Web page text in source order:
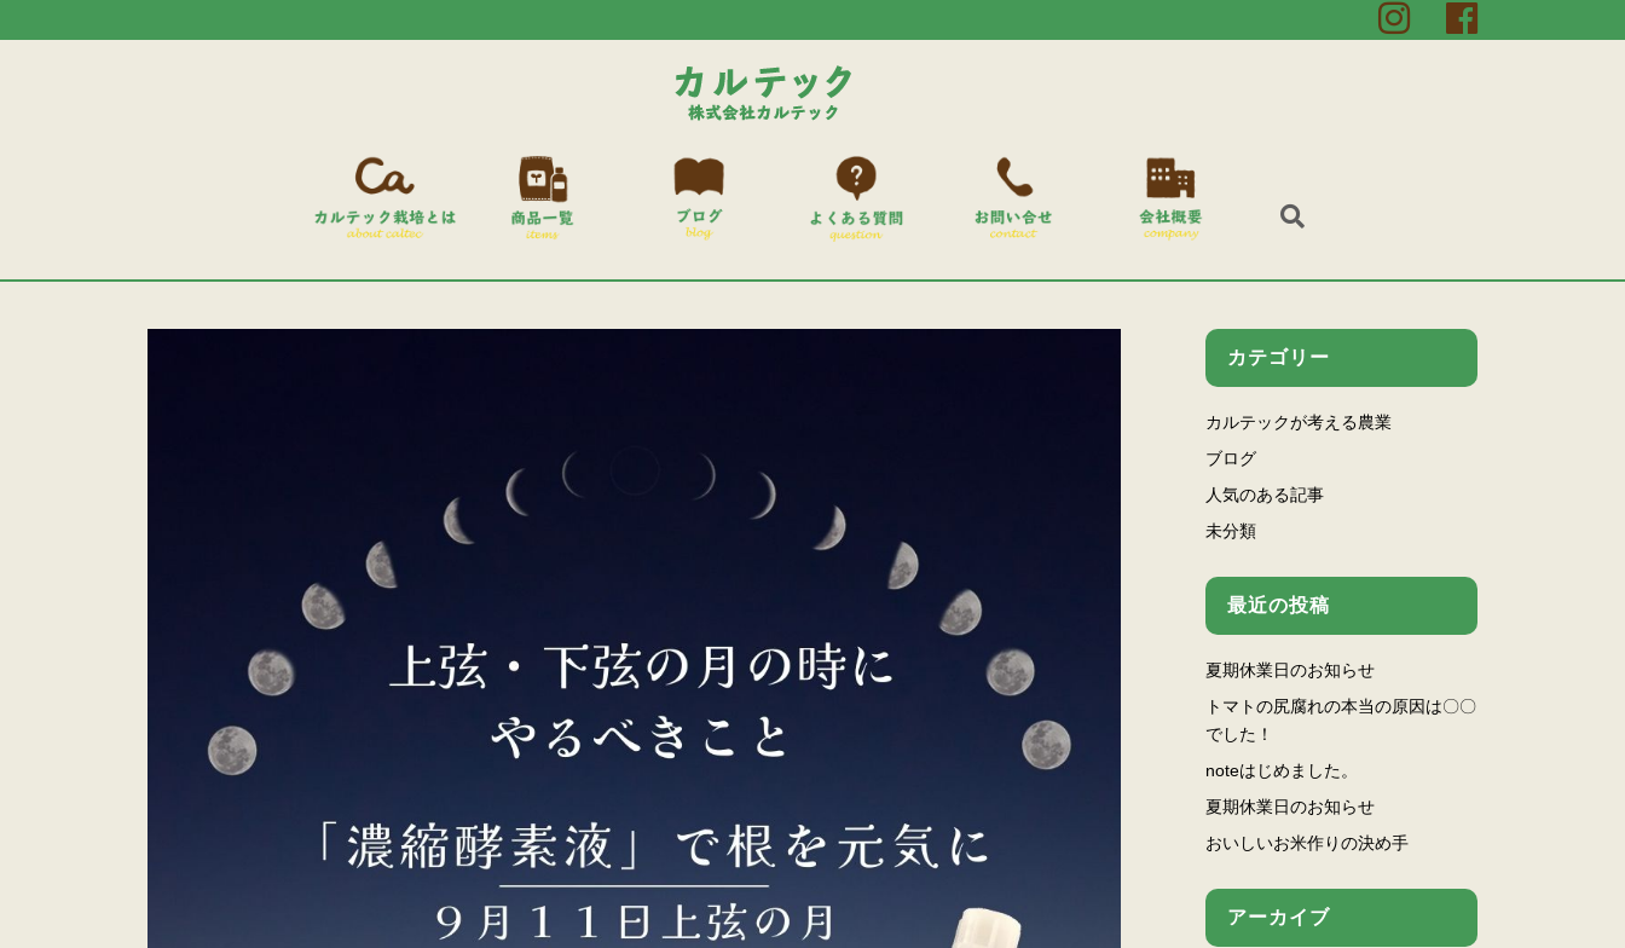
カテゴリー
カルテックが考える農業
ブログ
人気のある記事
未分類
最近の投稿
夏期休業日のお知らせ
トマトの尻腐れの本当の原因は〇〇
でした！
noteはじめました。
夏期休業日のお知らせ
おいしいお米作りの決め手
アーカイブ